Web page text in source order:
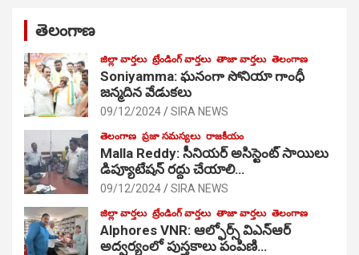
తెలంగాణ
జిల్లా వార్తలు ట్రేండింగ్ వార్తలు తాజా వార్తలు తెలంగాణ
Soniyamma: ఘ‌నంగా సోనియా గాంధీ
జ‌న్మ‌దిన వేడుక‌లు
09/12/2024 SIRA NEWS
తెలంగాణ ప్రజా సమస్యలు రాజకీయం
Malla Reddy: సీనియర్ అసిస్టెంట్ సాయిలు
డిప్యూటేషన్ రద్దు చేయాలి…
09/12/2024 SIRA NEWS
జిల్లా వార్తలు ట్రేండింగ్ వార్తలు తాజా వార్తలు తెలంగాణ
Alphores VNR: ఆల్ఫోర్స్ విఎన్ఆర్
అద్వర్యంలో పుస్తకాలు పంపిణి…